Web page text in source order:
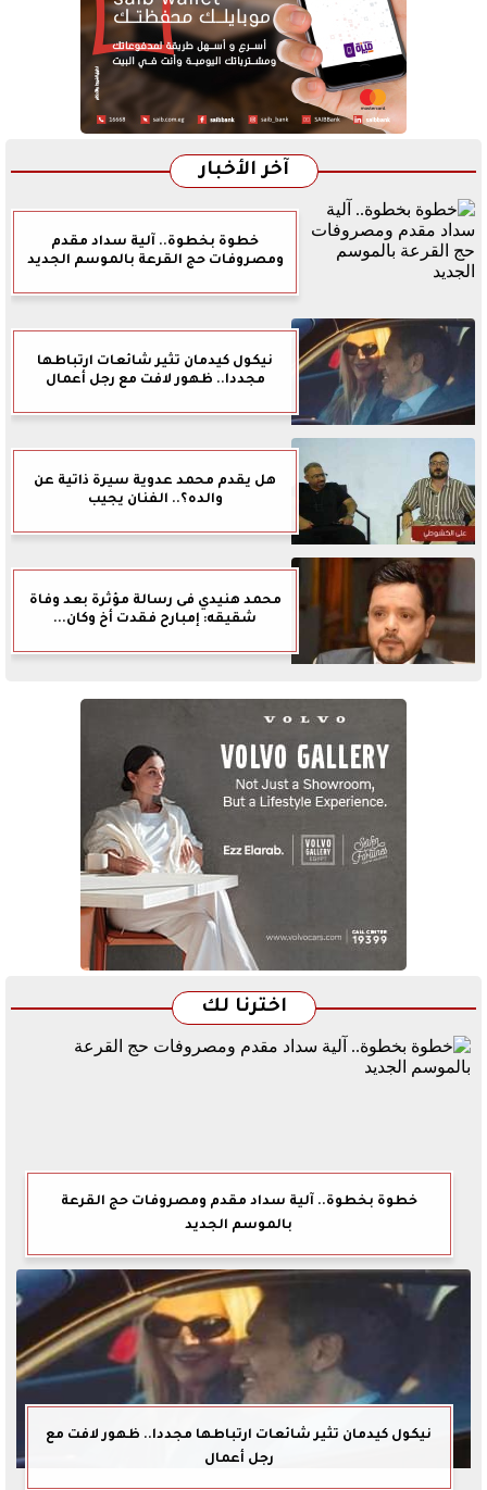
آخر الأخبار
خطوة بخطوة.. آلية سداد مقدم
ومصروفات حج القرعة بالموسم الجديد
نيكول كيدمان تثير شائعات ارتباطها
مجددا.. ظهور لافت مع رجل أعمال
هل يقدم محمد عدوية سيرة ذاتية عن
والده؟.. الفنان يجيب
محمد هنيدي فى رسالة مؤثرة بعد وفاة
شقيقه: إمبارح فقدت أخ وكان...
اخترنا لك
خطوة بخطوة.. آلية سداد مقدم ومصروفات حج القرعة
بالموسم الجديد
نيكول كيدمان تثير شائعات ارتباطها مجددا.. ظهور لافت مع
رجل أعمال